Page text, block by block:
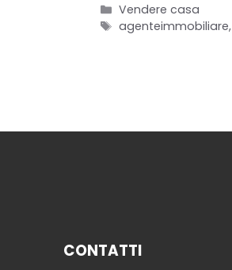
Categorie
Vendere casa
Tag
agenteimmobiliare,
CONTATTI